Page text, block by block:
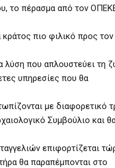
το πέρασμα από τον
πιο φιλικό προς τον
λύση που απλουστεύει τη
υπηρεσίες που θα
με διαφορετικό
Συμβούλιο και
επιφορτίζεται
θα παραπέμπονται στο